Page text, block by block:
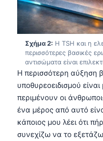
Σχήμα 2: Η TSH και η
περισσότερες βασικές
αντισώματα είναι
Η περισσότερη αύξηση
υποθυρεοειδισμού είναι
περιμένουν οι
ένα μέρος από αυτό
κάποιος μου λέει ότι
συνεχίζω να το